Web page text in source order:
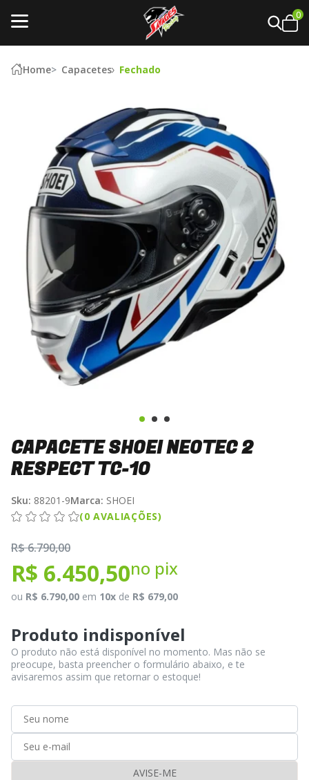
0
Home Capacetes Fechado
CAPACETE SHOEI NEOTEC 2
RESPECT TC-10
Sku: 88201-9Marca: SHOEI
(0 AVALIAÇÕES)
R$ 6.790,00
R$ 6.450,50no pix
ou R$ 6.790,00 em 10x de R$ 679,00
Produto indisponível
O produto não está disponível no momento. Mas não se
preocupe, basta preencher o formulário abaixo, e te
avisaremos assim que retornar o estoque!
AVISE-ME